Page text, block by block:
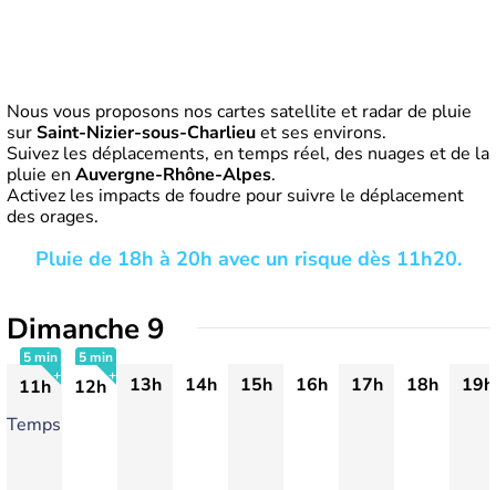
Nous vous proposons nos cartes satellite et radar de pluie
surSaint-Nizier-sous-Charlieuet ses environs.
Suivez les déplacements, en temps réel, des nuages et de la
pluie en Auvergne-Rhône-Alpes.
Activez les impacts de foudre pour suivre le déplacement
des orages.
Pluie de 18h à 20h avec un risque dès 11h20.
Dimanche 9
5 min
11h
5 min
12h 13h 14h 15h 16h 17h 18h
19h
Temps